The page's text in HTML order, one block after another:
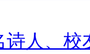
诗人、